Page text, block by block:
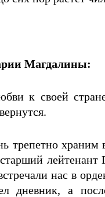
Магдалины:
к своей
трепетно
нас в
дневник, а